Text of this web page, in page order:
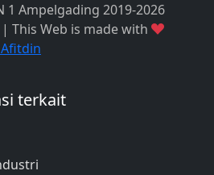
1 Ampelgading 2019-2026
This Web is made with
terkait